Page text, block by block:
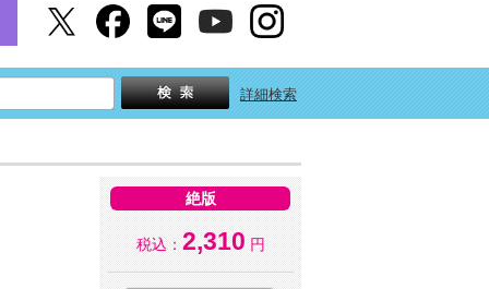
詳細検索
絶版
税込： 2,310 円